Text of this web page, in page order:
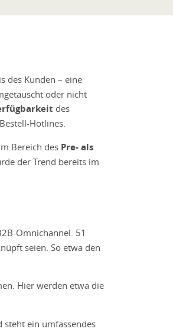
des Kunden – eine
oder nicht
des
Hotlines.
Bereich des Pre- als
der Trend bereits im
Omnichannel. 51
seien. So etwa den
Hier werden etwa die
steht ein umfassendes